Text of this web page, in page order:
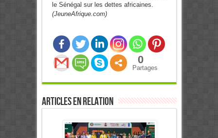
le Sénégal sur les dettes africaines.
(JeuneAfrique.com)
0
Partages
Articles en relation